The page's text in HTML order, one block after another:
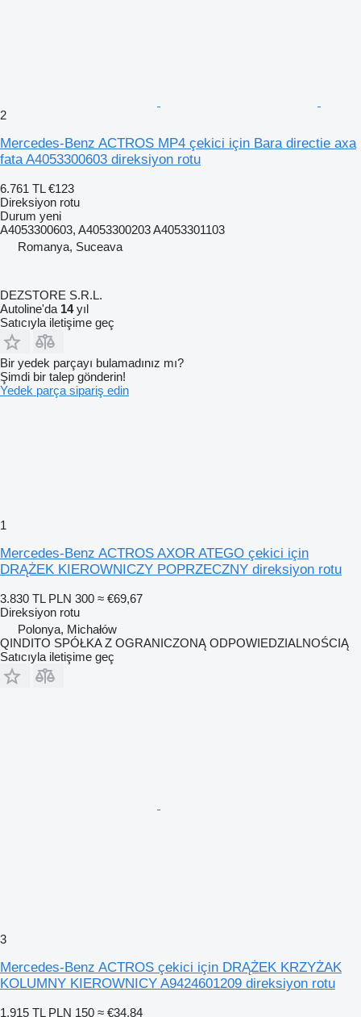
2
Mercedes-Benz ACTROS MP4 çekici için Bara directie axa
fata A4053300603 direksiyon rotu
6.761 TL €123
Direksiyon rotu
Durum yeni
A4053300603, A4053300203 A4053301103
Romanya, Suceava
DEZSTORE S.R.L.
Autoline'da 14yıl
Satıcıyla iletişime geç
Bir yedek parçayı bulamadınız mı?
Şimdi bir talep gönderin!
Yedek parça sipariş edin
1
Mercedes-Benz ACTROS AXOR ATEGO çekici için
DRĄŻEK KIEROWNICZY POPRZECZNY direksiyon rotu
3.830 TL PLN 300 ≈ €69,67
Direksiyon rotu
Polonya, Michałów
QINDITO SPÓŁKA Z OGRANICZONĄ ODPOWIEDZIALNOŚCIĄ
Satıcıyla iletişime geç
3
Mercedes-Benz ACTROS çekici için DRĄŻEK KRZYŻAK
KOLUMNY KIEROWNICY A9424601209 direksiyon rotu
1.915 TL PLN 150 ≈ €34,84